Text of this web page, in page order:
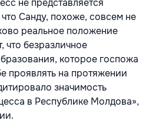
не представляется
Санду, похоже, совсем не
реальное положение
что безразличное
которое госпожа
проявлять на протяжении
значимость
в Республике Молдова»,